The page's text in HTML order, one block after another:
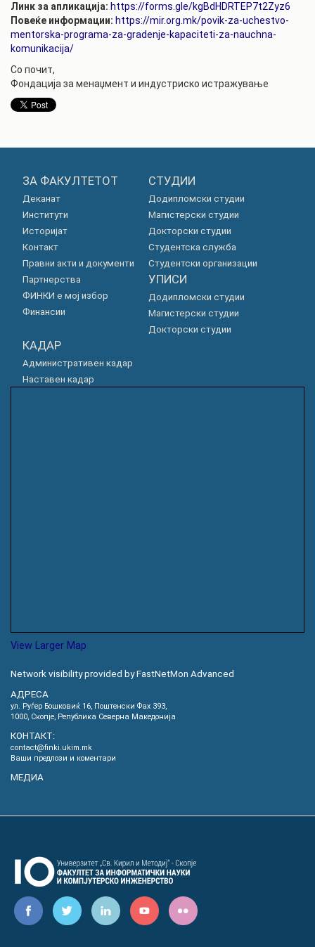
Линк за апликација: https://forms.gle/kgBdHDRTEP7t2Zyz6
Повеќе информации: https://mir.org.mk/povik-za-uchestvo-
mentorska-programa-za-gradenje-kapaciteti-za-nauchna-
komunikacija/
Со почит,
Фондација за менаџмент и индустриско истражување
ЗА ФАКУЛТЕТОТ
Деканат
Институти
Историјат
Контакт
Правни акти и документи
Партнерства
ФИНКИ е мој избор
Финансии
СТУДИИ
Додипломски студии
Магистерски студии
Докторски студии
Студентска служба
Студентски организации
УПИСИ
Додипломски студии
Магистерски студии
Докторски студии
КАДАР
Административен кадар
Наставен кадар
View Larger Map
Network visibility provided by FastNetMon Advanced
АДРЕСА
ул. Руѓер Бошковиќ 16, Пoштенски Фах 393,
1000, Скопје, Република Северна Македонија
КОНТАКТ:
contact@finki.ukim.mk
Ваши предлози и коментари
МЕДИА